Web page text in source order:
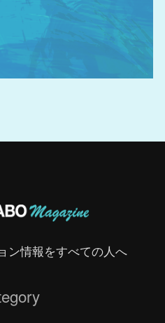
ン情報をすべての人へ